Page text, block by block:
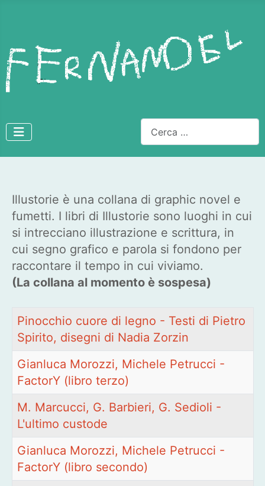
Cerca
Illustorie è una collana di graphic novel e
fumetti. I libri di Illustorie sono luoghi in cui
si intrecciano illustrazione e scrittura, in
cui segno grafico e parola si fondono per
raccontare il tempo in cui viviamo.
(La collana al momento è sospesa)
Titolo
Pinocchio cuore di legno - Testi di Pietro
Spirito, disegni di Nadia Zorzin
Gianluca Morozzi, Michele Petrucci -
FactorY (libro terzo)
M. Marcucci, G. Barbieri, G. Sedioli -
L'ultimo custode
Gianluca Morozzi, Michele Petrucci -
FactorY (libro secondo)